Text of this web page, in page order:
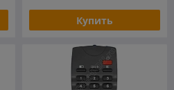
Купить